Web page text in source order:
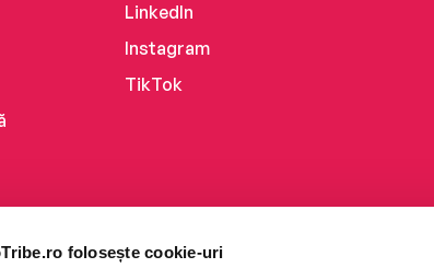
folosește cookie-uri
LinkedIn
Instagram
TikTok